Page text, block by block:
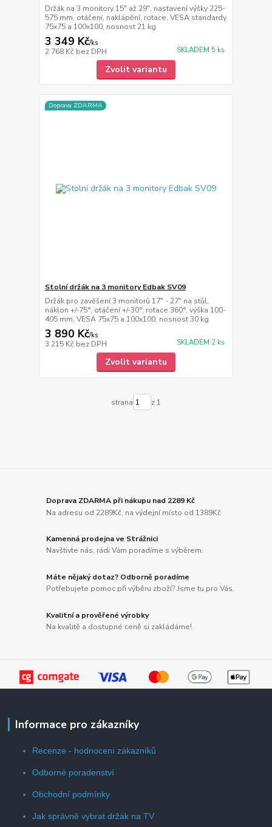
Držák na 3 monitory 15" až 29", nastavení výšky 225-
575 mm, otáčení, naklápění, rotace, VESA standardy
75x75 a 100x100, nosnost 21 kg
3 349 Kč/ks
2 768 Kč bez DPH SKLADEM 5 ks
Zvolit variantu
Doprava ZDARMA
Stolní držák na 3 monitory Edbak SV09
Držák pro zavěšení 3 monitorů 17" - 27" na stůl,
náklon +/-75°, otáčení +/-30°, rotace 360°, výška 100-
405 mm, VESA 75x75 a 100x100, nosnost 30 kg
3 890 Kč/ks
3 215 Kč bez DPH SKLADEM 2 ks
Zvolit variantu
strana z 1
Doprava ZDARMA při nákupu nad 2289 Kč
Na adresu od 2289Kč, na výdejní místo od 1389Kč
Kamenná prodejna ve Strážnici
Navštivte nás, rádi Vám poradíme s výběrem.
Máte nějaký dotaz? Odborně poradíme
Potřebujete pomoc při výběru zboží? Jsme tu pro Vás.
Kvalitní a prověřené výrobky
Na kvalitě a dostupné ceně si zakládáme!
Informace pro zákazníky
Recenze - hodnocení zákazníků
Odborné poradenství
Obchodní podmínky
Jak správně vybrat držák na TV